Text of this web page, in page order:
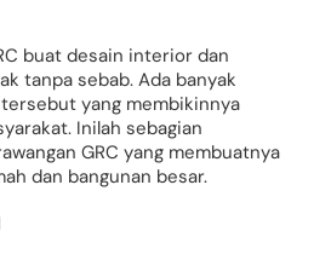
buat desain interior dan
tanpa sebab. Ada banyak
yang membikinnya
Inilah sebagian
GRC yang membuatnya
dan bangunan besar.